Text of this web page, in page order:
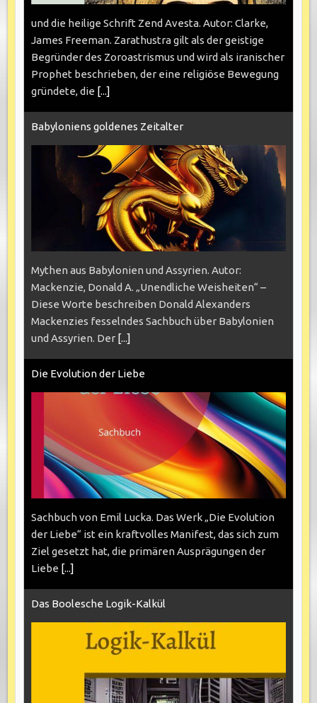
und die heilige Schrift Zend Avesta. Autor: Clarke,
James Freeman. Zarathustra gilt als der geistige
Begründer des Zoroastrismus und wird als iranischer
Prophet beschrieben, der eine religiöse Bewegung
gründete, die [...]
Babyloniens goldenes Zeitalter
Mythen aus Babylonien und Assyrien. Autor:
Mackenzie, Donald A. „Unendliche Weisheiten“ –
Diese Worte beschreiben Donald Alexanders
Mackenzies fesselndes Sachbuch über Babylonien
und Assyrien. Der [...]
Die Evolution der Liebe
Sachbuch von Emil Lucka. Das Werk „Die Evolution
der Liebe“ ist ein kraftvolles Manifest, das sich zum
Ziel gesetzt hat, die primären Ausprägungen der
Liebe [...]
Das Boolesche Logik-Kalkül